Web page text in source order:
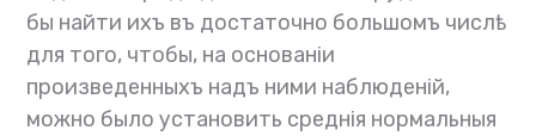
бы найти ихъ въ достаточно большомъ числѣ
для того, чтобы, на основаніи
произведенныхъ надъ ними наблюденій,
можно было установить среднія нормальныя